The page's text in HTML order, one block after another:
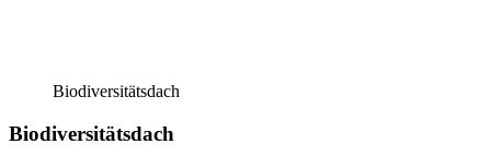
Biodiversitätsdach
Biodiversitätsdach